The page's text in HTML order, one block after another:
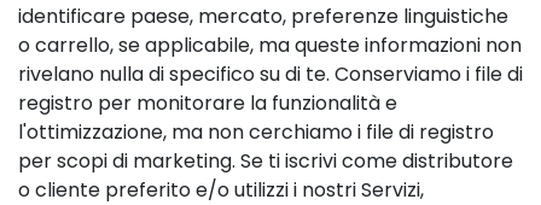
identificare paese, mercato, preferenze linguistiche
o carrello, se applicabile, ma queste informazioni non
rivelano nulla di specifico su di te. Conserviamo i file di
registro per monitorare la funzionalità e
l'ottimizzazione, ma non cerchiamo i file di registro
per scopi di marketing. Se ti iscrivi come distributore
o cliente preferito e/o utilizzi i nostri Servizi,